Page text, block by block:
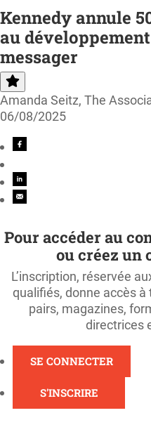
Kennedy annule
au
messager
Amanda Seitz, The
06/08/2025
Pour accéder au
ou créez un
L’inscription, réservée
qualifiés, donne accès
pairs, magazines,
directrices
SE CONNECTER
S'INSCRIRE